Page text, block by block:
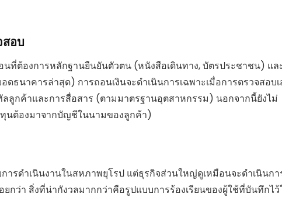
สอบ
ที่ต้องการหลักฐานยืนยันตัวตน (หนังสือเดินทาง, บัตรประชาชน) แล
ธนาคารล่าสุด) การถอนเงินจะดำเนินการเฉพาะเมื่อการตรวจสอบ
ลูกค้าและการสื่อสาร (ตามมาตรฐานอุตสาหกรรม) นอกจากนี้ยังไม่
นต้องมาจากบัญชีในนามของลูกค้า)
รดำเนินงานในสหภาพยุโรป แต่ธุรกิจส่วนใหญ่ดูเหมือนจะดำเนินกา
ยกว่า สิ่งที่น่ากังวลมากกว่าคือรูปแบบการร้องเรียนของผู้ใช้ที่บันทึกไ